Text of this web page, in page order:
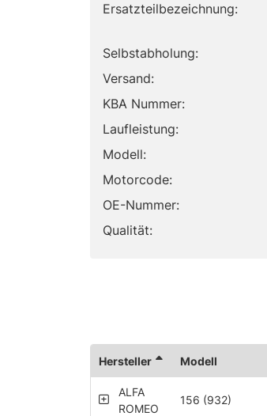
Ersatzteilbezeichnung:
Selbstabholung:
Versand:
KBA Nummer:
Laufleistung:
Modell:
Motorcode:
OE-Nummer:
Qualität:
Hersteller Modell
ALFA
ROMEO
156 (932)